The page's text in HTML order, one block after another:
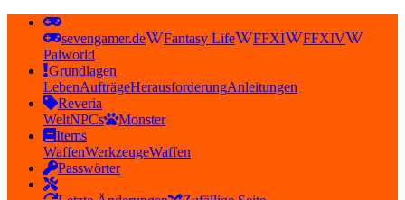
sevengamer.de Fantasy Life FFXI
FFXIV
Palworld
Grundlagen
LebenAufträgeHerausforderungAnleitungen
Reveria
WeltNPCs
Monster
Items
WaffenWerkzeugeWaffen
Passwörter